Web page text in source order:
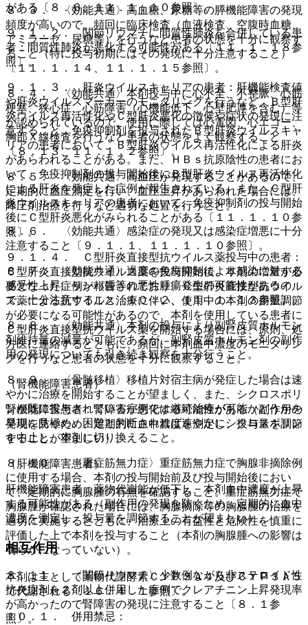
がある〔８．６、１１．１．１０参照〕。
９．１．２． 関節リウマチに間質性肺炎を合併している患
者：間質性肺炎が悪化する可能性がある〔１１．１．１８参
照〕。
９．１．３． 肝炎ウイルスキャリアの患者：肝機能検査値
や肝炎ウイルスマーカーのモニタリングを行うなど、Ｂ型肝
炎ウイルス再活性化やＣ型肝炎悪化の徴候や症状の発現に注
意すること。免疫抑制剤を投与されたＢ型肝炎ウイルスキャ
リアの患者において、Ｂ型肝炎ウイルス再活性化による肝炎
があらわれることがある。また、ＨＢｓ抗原陰性の患者にお
いて、免疫抑制剤の投与開始後にＢ型肝炎ウイルス再活性化
による肝炎を発症した症例が報告されている。また、Ｃ型肝
炎ウイルスキャリアの患者において、免疫抑制剤の投与開始
後にＣ型肝炎悪化がみられることがある〔１１．１．１０参
照〕。
９．１．４． Ｃ型肝炎直接型抗ウイルス薬投与中の患者：
Ｃ型肝炎直接型抗ウイルス薬を投与開始後、本剤の増量が必
要となった症例が報告されており、Ｃ型肝炎直接型抗ウイル
ス薬による抗ウイルス治療に伴い、使用中の本剤の用量調節
が必要になる可能性があるので、本剤を使用している患者に
Ｃ型肝炎直接型抗ウイルス薬を開始する場合には、原則、処
方医に連絡するとともに、頻回に本剤血中濃度のモニタリン
グを行うなど患者の状態を十分に観察すること。
（腎機能障害患者）
腎機能障害患者：腎障害が悪化する可能性がある（副作用の
発現を防ぐため、定期的に血中濃度を測定し、投与量を調節
することが望ましい）。
（肝機能障害患者）
肝機能障害患者：薬物代謝能が低下し、本剤血中濃度が上昇
する可能性がある（副作用の発現を防ぐため、定期的に血中
濃度を測定し、投与量を調節することが望ましい）。
相互作用
本剤は主として薬物代謝酵素ＣＹＰ３Ａ４及びＣＹＰ３Ａ５
で代謝される〔１６．４．１参照〕。
１０．１． 併用禁忌：
８．３． 〈効能共通〉高血糖、尿糖等の膵機能障害の発現
頻度が高いので、頻回に臨床検査（血液検査、空腹時血糖、
アミラーゼ、尿糖等）を行うなど患者の状態を十分に観察す
ること（特に投与初期にはその発現に十分注意すること）
〔１１．１．１４、１１．１．１５参照〕。
８．４． 〈効能共通〉本剤投与中に心不全、不整脈、心筋
梗塞、狭心症、心筋障害（心機能低下、心壁肥厚を含む）等
が認められているので、使用に際しては心電図、心エコー、
胸部Ｘ線検査を行うなど患者の状態をよく観察すること
〔８．１３、１１．１．２参照〕。
８．５． 〈効能共通〉高血圧が発現することがあるので、
定期的に血圧測定を行い、血圧上昇があらわれた場合には、
降圧剤治療を行うなど適切な処置を行うこと。
８．６． 〈効能共通〉感染症の発現又は感染症増悪に十分
注意すること〔９．１．１、１１．１．１０参照〕。
８．７． 〈効能共通〉過度の免疫抑制により感染に対する
感受性上昇、リンパ腫等の悪性腫瘍発生の可能性があるの
で、十分注意すること〔１０．２、１１．１．１３参照〕。
８．８． 〈効能共通〉本剤の投与により副腎皮質ホルモン
剤維持量の減量が可能であるが、副腎皮質ホルモン剤の副作
用の発現についても引き続き観察を十分行うこと。
８．９． 〈骨髄移植〉移植片対宿主病が発症した場合は速
やかに治療を開始することが望ましく、また、シクロスポリ
ンが既に投与されている症例では継続治療が可能かどうかを
早期に見極め、困難と判断されれば速やかにシクロスポリン
を中止し、本剤に切り換えること。
８．１０． 〈重症筋無力症〉重症筋無力症で胸腺非摘除例
に使用する場合、本剤の投与開始前及び投与開始後におい
て、定期的に胸腺腫の有無を確認すること。重症筋無力症で
胸腺腫が確認された場合には、胸腺摘除等の胸腺腫の治療を
適切に実施するとともに、治療上の有益性と危険性を慎重に
評価した上で本剤を投与すること（本剤の胸腺腫への影響は
明らかになっていない）。
８．１１． 〈関節リウマチ〉少数例ながら非ステロイド性
抗炎症剤を２剤以上併用した症例でクレアチニン上昇発現率
が高かったので腎障害の発現に注意すること〔８．１参
照〕。